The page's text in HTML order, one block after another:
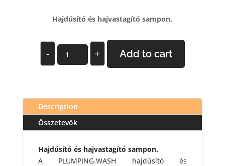
Hajdúsító és hajvastagító sampon.
-
KM
Plumping
+ Add to cart
Description
Összetevők
Hajdúsító és hajvastagító sampon.
A PLUMPING.WASH hajdúsító és